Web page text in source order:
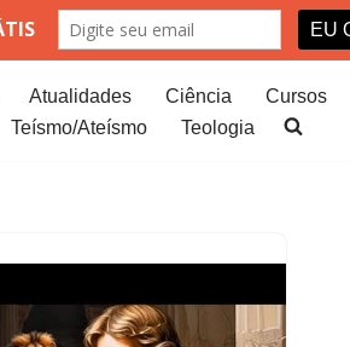
Atualidades Ciência Cursos
Teísmo/Ateísmo Teologia